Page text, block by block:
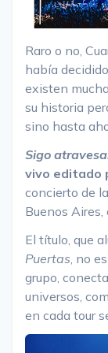
Raro o no,
había
existen
su historia
sino hasta
Sigo
vivo editado
concierto de
Buenos
El título, que
Puertas , no
grupo,
universos,
en cada tour